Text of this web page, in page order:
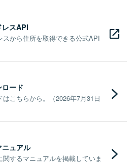
レスAPI
から住所を取得できる公式API
ード
こちらから。（2026年7月31日
ュアル
するマニュアルを掲載していま